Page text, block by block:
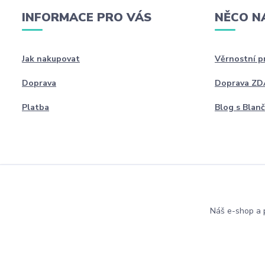
INFORMACE PRO VÁS
Jak nakupovat
Doprava
Platba
NĚCO
Věrnostní
Doprava
Blog s
Náš e-shop a